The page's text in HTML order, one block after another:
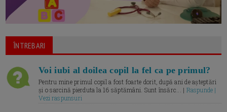
ÎNTREBARI
Voi iubi al doilea copil la fel ca pe primul?
Pentru mine primul copil a fost foarte dorit, după ani de așteptări
și o sarcină pierduta la 16 săptămâni. Sunt însărc... | Raspunde |
Vezi raspunsuri